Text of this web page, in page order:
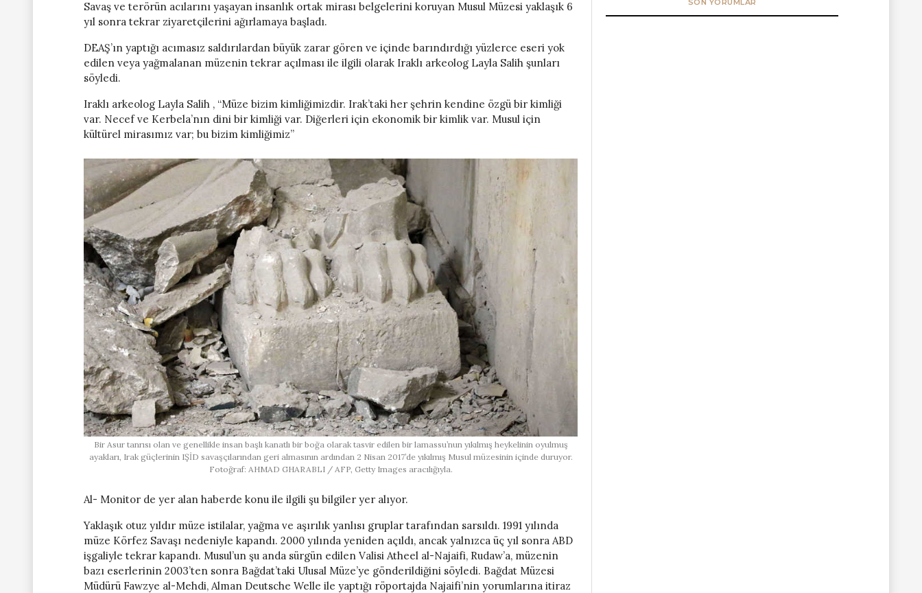
Savaş ve terörün acılarını yaşayan insanlık ortak mirası belgelerini koruyan Musul Müzesi yaklaşık 6
yıl sonra tekrar ziyaretçilerini ağırlamaya başladı.
DEAŞ’ın yaptığı acımasız saldırılardan büyük zarar gören ve içinde barındırdığı yüzlerce eseri yok
edilen veya yağmalanan müzenin tekrar açılması ile ilgili olarak Iraklı arkeolog Layla Salih şunları
söyledi.
Iraklı arkeolog Layla Salih , “Müze bizim kimliğimizdir. Irak’taki her şehrin kendine özgü bir kimliği
var. Necef ve Kerbela’nın dini bir kimliği var. Diğerleri için ekonomik bir kimlik var. Musul için
kültürel mirasımız var; bu bizim kimliğimiz”
Bir Asur tanrısı olan ve genellikle insan başlı kanatlı bir boğa olarak tasvir edilen bir lamassu’nun yıkılmış heykelinin oyulmuş
ayakları, Irak güçlerinin IŞİD savaşçılarından geri almasının ardından 2 Nisan 2017’de yıkılmış Musul müzesinin içinde duruyor.
Fotoğraf: AHMAD GHARABLI / AFP, Getty Images aracılığıyla.
Al- Monitor de yer alan haberde konu ile ilgili şu bilgiler yer alıyor.
Yaklaşık otuz yıldır müze istilalar, yağma ve aşırılık yanlısı gruplar tarafından sarsıldı. 1991 yılında
müze Körfez Savaşı nedeniyle kapandı. 2000 yılında yeniden açıldı, ancak yalnızca üç yıl sonra ABD
işgaliyle tekrar kapandı. Musul’un şu anda sürgün edilen Valisi Atheel al-Najaifi, Rudaw’a, müzenin
bazı eserlerinin 2003’ten sonra Bağdat’taki Ulusal Müze’ye gönderildiğini söyledi. Bağdat Müzesi
Müdürü Fawzye al-Mehdi, Alman Deutsche Welle ile yaptığı röportajda Najaifi’nin yorumlarına itiraz